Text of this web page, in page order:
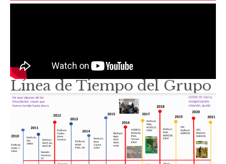
Línea de Tiempo del Grupo